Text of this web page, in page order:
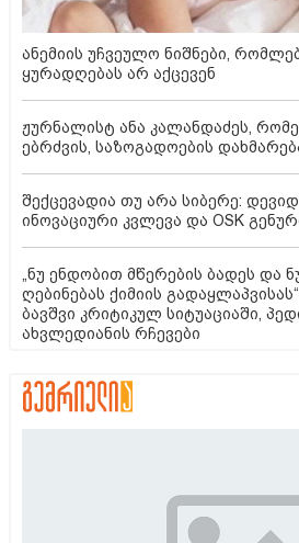
ანემიის უჩვეულო ნიშნები,
ყურადღებას არ აქცევენ
ჟურნალისტ ანა კალანდაძეს,
ებრძვის, საზოგადოების
შექცევადია თუ არა სიბერე:
ინოვაციური კვლევა და OSK
„ნუ ენდობით მწერების ბადეს და
ღებინებას ქიმიის
ბავშვი კრიტიკულ სიტუაციაში,
ახვლედიანის რჩევები